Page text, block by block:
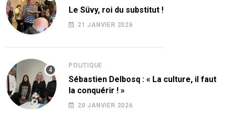
Le Süvy, roi du substitut !
21 JANVIER 2026
POLITIQUE
Sébastien Delbosq : « La culture, il faut
la conquérir ! »
20 JANVIER 2026